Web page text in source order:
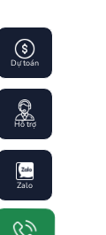
Dự toán
Hỗ trợ
Zalo